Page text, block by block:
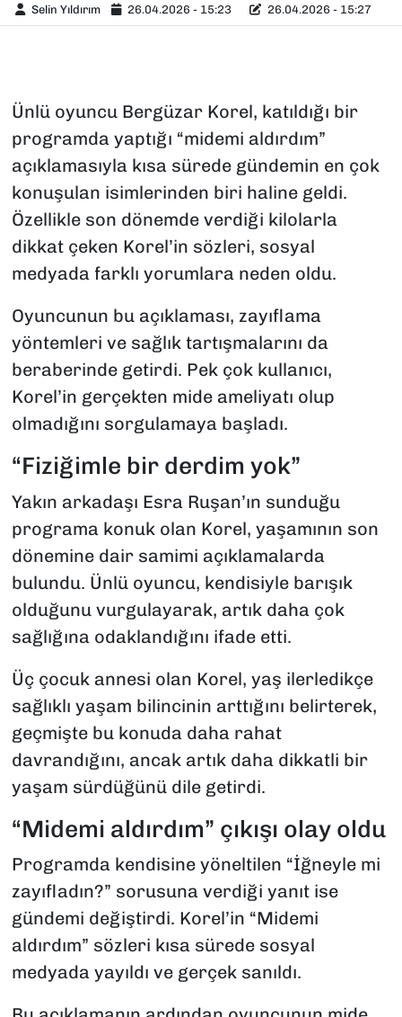
Selin Yıldırım 26.04.2026 - 15:23 26.04.2026 - 15:27
Ünlü oyuncu Bergüzar Korel, katıldığı bir
programda yaptığı “midemi aldırdım”
açıklamasıyla kısa sürede gündemin en çok
konuşulan isimlerinden biri haline geldi.
Özellikle son dönemde verdiği kilolarla
dikkat çeken Korel’in sözleri, sosyal
medyada farklı yorumlara neden oldu.
Oyuncunun bu açıklaması, zayıflama
yöntemleri ve sağlık tartışmalarını da
beraberinde getirdi. Pek çok kullanıcı,
Korel’in gerçekten mide ameliyatı olup
olmadığını sorgulamaya başladı.
“Fiziğimle bir derdim yok”
Yakın arkadaşı Esra Ruşan’ın sunduğu
programa konuk olan Korel, yaşamının son
dönemine dair samimi açıklamalarda
bulundu. Ünlü oyuncu, kendisiyle barışık
olduğunu vurgulayarak, artık daha çok
sağlığına odaklandığını ifade etti.
Üç çocuk annesi olan Korel, yaş ilerledikçe
sağlıklı yaşam bilincinin arttığını belirterek,
geçmişte bu konuda daha rahat
davrandığını, ancak artık daha dikkatli bir
yaşam sürdüğünü dile getirdi.
“Midemi aldırdım” çıkışı olay oldu
Programda kendisine yöneltilen “İğneyle mi
zayıfladın?” sorusuna verdiği yanıt ise
gündemi değiştirdi. Korel’in “Midemi
aldırdım” sözleri kısa sürede sosyal
medyada yayıldı ve gerçek sanıldı.